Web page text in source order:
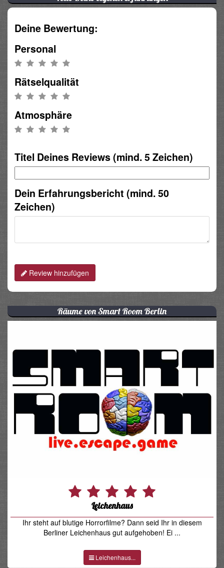
Deine Bewertung:
Personal
Rätselqualität
Atmosphäre
Titel Deines Reviews (mind. 5 Zeichen)
Dein Erfahrungsbericht (mind. 50
Zeichen)
Review hinzufügen
Räume von Smart Room Berlin
Leichenhaus
Ihr steht auf blutige Horrorfilme? Dann seid Ihr in diesem
Berliner Leichenhaus gut aufgehoben! Ei ...
Leichenhaus...